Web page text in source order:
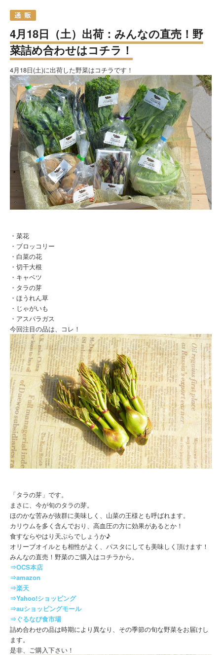
4月18日（土）出荷：みんなの直売！野
菜詰め合わせはコチラ！
4月18日(土)に出荷した野菜はコチラです！
・菜花
・ブロッコリー
・白菜の花
・切干大根
・キャベツ
・タラの芽
・ほうれん草
・じゃがいも
・アスパラガス
今回注目の品は、コレ！
「タラの芽」です。
まさに、今が旬のタラの芽。
ほのかな苦みが抜群に美味しく、山菜の王様とも呼ばれます。
カリウムを多く含んでおり、高血圧の方に効果があるとか！
食すならやはり天ぷらでしょうか♪
オリーブオイルとも相性がよく、パスタにしても美味しく頂けます！
みんなの直売！野菜のご購入はコチラから。
⇒OCS本店
⇒amazon
⇒楽天
⇒Yahoo!ショッピング
⇒auショッピングモール
⇒ぐるなび食市場
詰め合わせの品は時期により異なり、その季節の旬な野菜をお届けし
ます。
是非、ご購入下さい！